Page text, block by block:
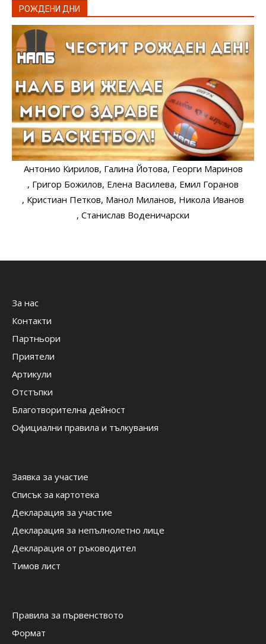
РОЖДЕНИ ДНИ
Антонио Кирилов, Галина Йотова, Георги Маринов
, Григор Божилов, Елена Василева, Емил Горанов
, Кристиан Петков, Манол Миланов, Никола Иванов
, Станислав Воденичарски
За нас
Контакти
Партньори
Приятели
Артикули
Отстъпки
Благотворителна дейност
Официални правила и тълкувания
Заявка за участие
Списък за картотека
Декларация за участие
Декларация за непълнолетно лице
Декларация от ръководител
Тимов лист
Правила за първенството
Формат